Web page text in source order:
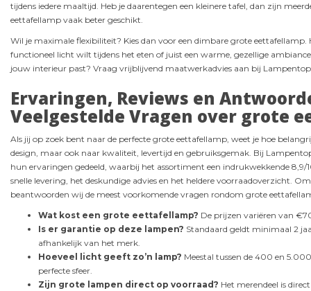
tijdens iedere maaltijd. Heb je daarentegen een kleinere tafel, dan zijn
eettafellamp vaak beter geschikt.
Wil je maximale flexibiliteit? Kies dan voor een dimbare grote eettafellamp.
functioneel licht wilt tijdens het eten of juist een warme, gezellige
jouw interieur past? Vraag vrijblijvend maatwerkadvies aan bij
Ervaringen, Reviews en
Veelgestelde Vragen over grote
Als jij op zoek bent naar de perfecte grote eettafellamp, weet je hoe
design, maar ook naar kwaliteit, levertijd en gebruiksgemak. Bij
hun ervaringen gedeeld, waarbij het assortiment een indrukwekkende 8,9/
snelle levering, het deskundige advies en het heldere voorraadoverzicht.
beantwoorden wij de meest voorkomende vragen rondom grote
Wat kost een grote eettafellamp? De prijzen variëren van
Is er garantie op deze lampen? Standaard geldt minimaal 2
afhankelijk van het merk.
Hoeveel licht geeft zo’n lamp? Meestal tussen de 400 en
perfecte sfeer.
Zijn grote lampen direct op voorraad? Het merendeel is